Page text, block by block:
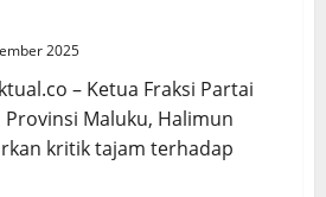
2025
– Ketua Fraksi Partai
Provinsi Maluku, Halimun
kritik tajam terhadap